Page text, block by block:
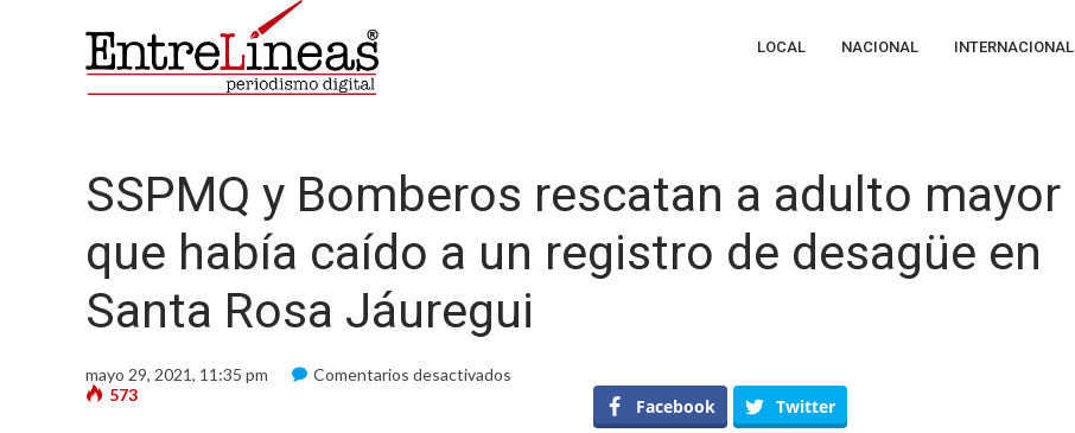
LOCAL NACIONAL INTERNACIONAL
SSPMQ y Bomberos rescatan a adulto mayor
que había caído a un registro de desagüe en
Santa Rosa Jáuregui
mayo 29, 2021, 11:35 pm Comentarios desactivados
573
Facebook Twitter